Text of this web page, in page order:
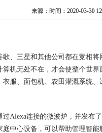
来源：时间：2020-03-30
歌、三星和其他公司都在竞相
算机无处不在，才会使整个世
衣服、面包机、农田灌溉系统
过Alexa连接的微波炉，并发布
庭中心设备，可以帮助管理智